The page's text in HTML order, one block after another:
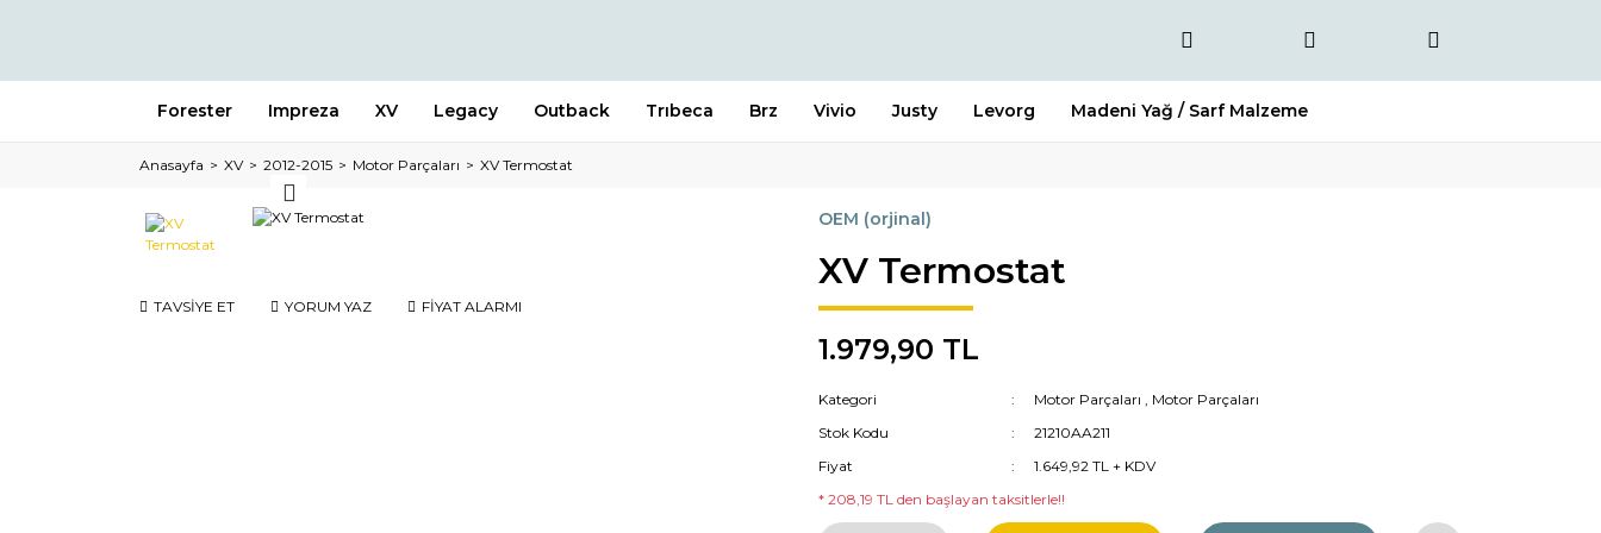
Forester Impreza XV Legacy Outback Trıbeca Brz Vivio Justy Levorg Madeni Yağ / Sarf Malzeme
Anasayfa XV 2012-2015 Motor Parçaları XV Termostat
TAVSİYE ET YORUM YAZ FİYAT ALARMI
OEM (orjinal)
XV Termostat
1.979,90 TL
Kategori Motor Parçaları , Motor Parçaları
Stok Kodu
21210AA211
Fiyat
1.649,92 TL + KDV
* 208,19 TL den başlayan taksitlerle!!